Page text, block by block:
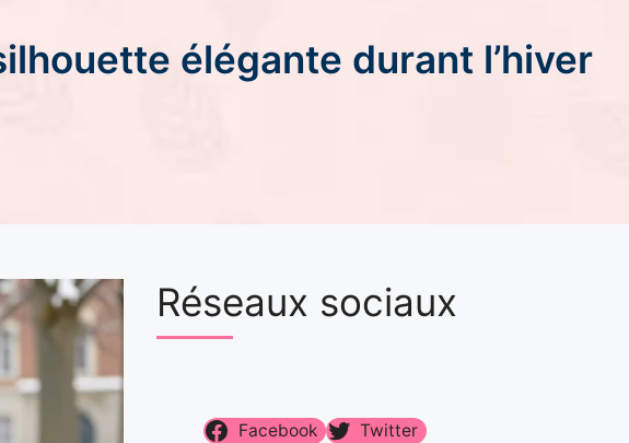
élégante durant l’hiver
Réseaux sociaux
Facebook
Twitter